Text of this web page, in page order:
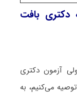
بافت
آزمون دکتری
می‌کنیم، به